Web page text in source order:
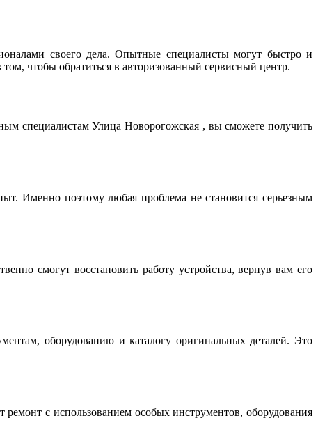
своего дела. Опытные специалисты могут быстро и
чтобы обратиться в авторизованный сервисный центр.
специалистам Улица Новорогожская , вы сможете получить
Именно поэтому любая проблема не становится серьезным
смогут восстановить работу устройства, вернув вам его
оборудованию и каталогу оригинальных деталей. Это
с использованием особых инструментов, оборудования